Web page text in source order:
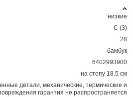
низкие
С (3)
28
бамбук
6402993900
на стопу 18.5 см
детали, механические, термические и
гарантия не распространяется